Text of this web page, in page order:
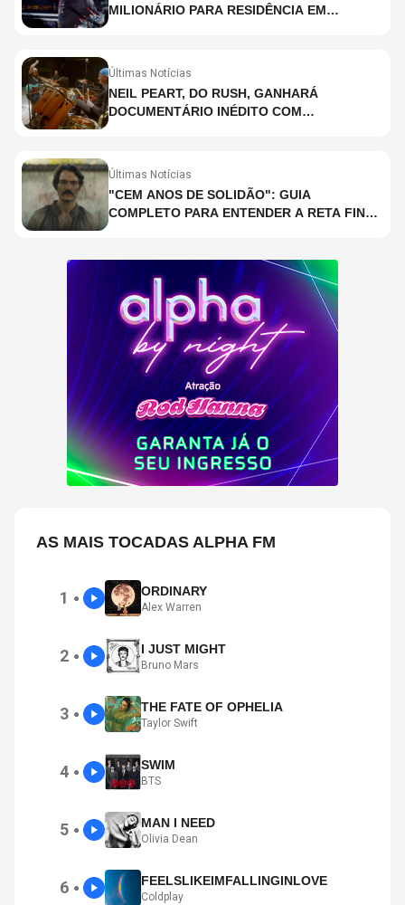
MILIONÁRIO PARA RESIDÊNCIA EM
Últimas Notícias
NEIL PEART, DO RUSH, GANHARÁ
DOCUMENTÁRIO INÉDITO COM
Últimas Notícias
"CEM ANOS DE SOLIDÃO": GUIA
COMPLETO PARA ENTENDER A RETA FINAL
AS MAIS TOCADAS ALPHA FM
1 ● ORDINARY
Alex Warren
2 ● I JUST MIGHT
Bruno Mars
3 ● THE FATE OF OPHELIA
Taylor Swift
4 ● SWIM
BTS
5 ● MAN I NEED
Olivia Dean
6 ● FEELSLIKEIMFALLINGINLOVE
Coldplay